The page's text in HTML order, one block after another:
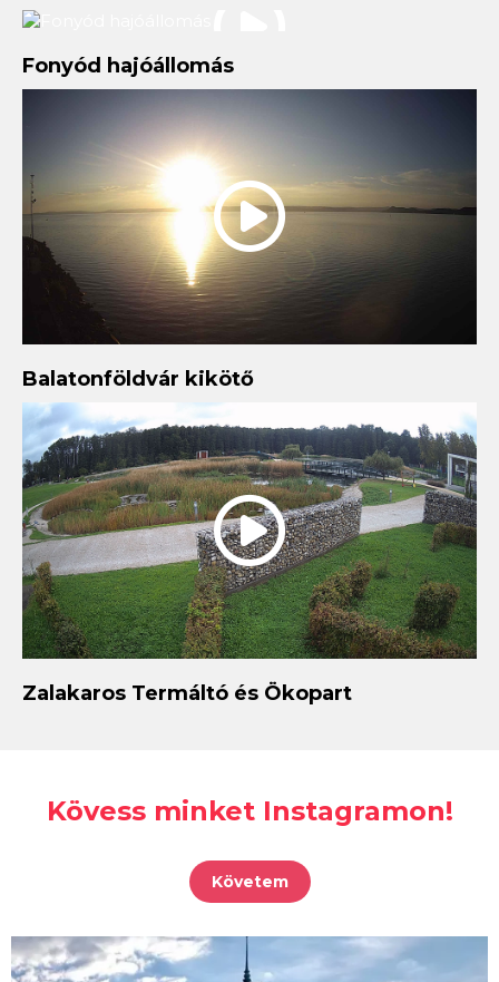
Fonyód hajóállomás
Balatonföldvár kikötő
Zalakaros Termáltó és Ökopart
Kövess minket Instagramon!
Követem